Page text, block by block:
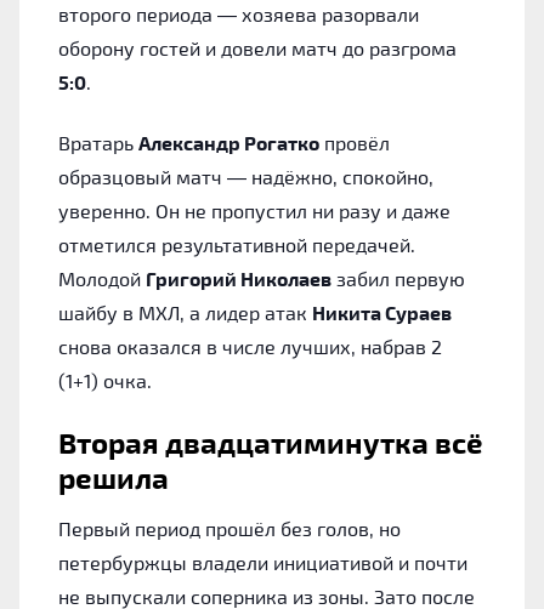
второго периода — хозяева разорвали
оборону гостей и довели матч до разгрома
5:0
Вратарь Александр Рогатко провёл
образцовый матч — надёжно, спокойно,
уверенно. Он не пропустил ни разу и даже
отметился результативной передачей.
Молодой Григорий Николаев забил первую
шайбу в МХЛ, а лидер атак Никита Сураев
снова оказался в числе лучших, набрав 2
(1+1) очка.
Вторая двадцатиминутка всё
решила
Первый период прошёл без голов, но
петербуржцы владели инициативой и почти
не выпускали соперника из зоны. Зато после